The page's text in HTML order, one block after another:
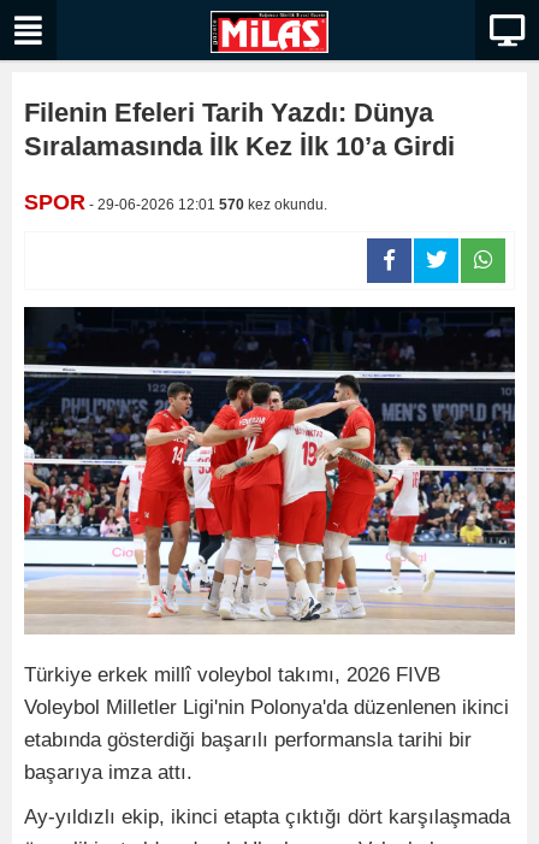
Filenin Efeleri Tarih Yazdı: Dünya
Sıralamasında İlk Kez İlk 10’a Girdi
SPOR - 29-06-2026 12:01 570 kez okundu.
Türkiye erkek millî voleybol takımı, 2026 FIVB
Voleybol Milletler Ligi'nin Polonya'da düzenlenen ikinci
etabında gösterdiği başarılı performansla tarihi bir
başarıya imza attı.
Ay-yıldızlı ekip, ikinci etapta çıktığı dört karşılaşmada